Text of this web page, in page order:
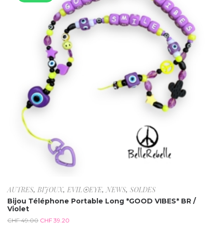
AUTRES, BIJOUX, EVIL⦿EYE,NEWS, SOLDES
Bijou Téléphone Portable Long *GOOD VIBES* BR /
Violet
CHF49.00 CHF 39.20